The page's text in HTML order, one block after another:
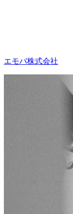
エモバ株式会社